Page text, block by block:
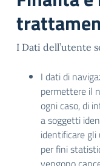
I Dati dell’utente
I dati di
permettere il
ogni caso, di
a soggetti
identificare
per fini